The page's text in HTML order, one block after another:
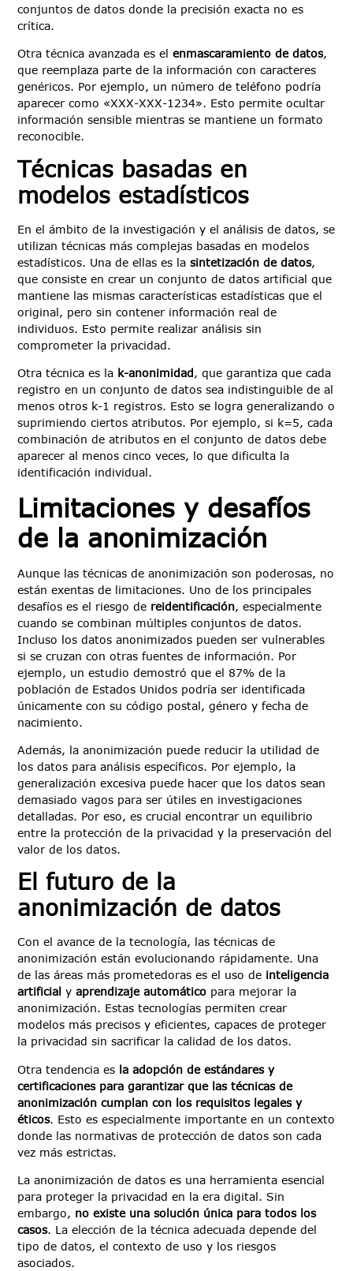
conjuntos de datos donde la precisión exacta no es
crítica.
Otra técnica avanzada es elenmascaramiento de datos,
que reemplaza parte de la información con caracteres
genéricos. Por ejemplo, un número de teléfono podría
aparecer como «XXX-XXX-1234». Esto permite ocultar
información sensible mientras se mantiene un formato
reconocible.
Técnicas basadas en
modelos estadísticos
En el ámbito de la investigación y el análisis de datos, se
utilizan técnicas más complejas basadas en modelos
estadísticos. Una de ellas es lasintetización de datos,
que consiste en crear un conjunto de datos artificial que
mantiene las mismas características estadísticas que el
original, pero sin contener información real de
individuos. Esto permite realizar análisis sin
comprometer la privacidad.
Otra técnica es la k-anonimidad, que garantiza que cada
registro en un conjunto de datos sea indistinguible de al
menos otros k-1 registros. Esto se logra generalizando o
suprimiendo ciertos atributos. Por ejemplo, si k=5, cada
combinación de atributos en el conjunto de datos debe
aparecer al menos cinco veces, lo que dificulta la
identificación individual.
Limitaciones y desafíos
de la anonimización
Aunque las técnicas de anonimización son poderosas, no
están exentas de limitaciones. Uno de los principales
desafíos es el riesgo de reidentificación, especialmente
cuando se combinan múltiples conjuntos de datos.
Incluso los datos anonimizados pueden ser vulnerables
si se cruzan con otras fuentes de información. Por
ejemplo, un estudio demostró que el 87% de la
población de Estados Unidos podría ser identificada
únicamente con su código postal, género y fecha de
nacimiento.
Además, la anonimización puede reducir la utilidad de
los datos para análisis específicos. Por ejemplo, la
generalización excesiva puede hacer que los datos sean
demasiado vagos para ser útiles en investigaciones
detalladas. Por eso, es crucial encontrar un equilibrio
entre la protección de la privacidad y la preservación del
valor de los datos.
El futuro de la
anonimización de datos
Con el avance de la tecnología, las técnicas de
anonimización están evolucionando rápidamente. Una
de las áreas más prometedoras es el uso de inteligencia
artificial yaprendizaje automático para mejorar la
anonimización. Estas tecnologías permiten crear
modelos más precisos y eficientes, capaces de proteger
la privacidad sin sacrificar la calidad de los datos.
Otra tendencia es la adopción de estándares y
certificaciones para garantizar que las técnicas de
anonimización cumplan con los requisitos legales y
éticos. Esto es especialmente importante en un contexto
donde las normativas de protección de datos son cada
vez más estrictas.
La anonimización de datos es una herramienta esencial
para proteger la privacidad en la era digital. Sin
embargo, no existe una solución única para todos los
casos. La elección de la técnica adecuada depende del
tipo de datos, el contexto de uso y los riesgos
asociados.